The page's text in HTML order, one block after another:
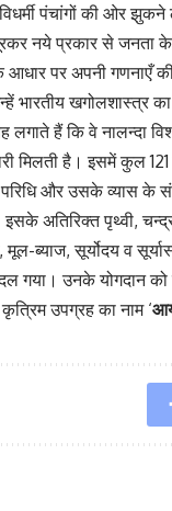
विधर्मी पंचांगों की ओर
नये प्रकार से जनता के
पर अपनी गणनाएँ
भारतीय खगोलशास्त्र
लगाते हैं कि वे नालन्दा
मिलती है। इसमें कुल 121
परिधि और उसके व्यास के
इसके अतिरिक्त पृथ्वी,
मूल-ब्याज, सूर्योदय व
गया। उनके योगदान
कृत्रिम उपग्रह का नाम ‘